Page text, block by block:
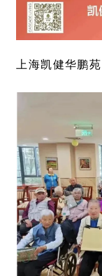
上海凯健华鹏苑